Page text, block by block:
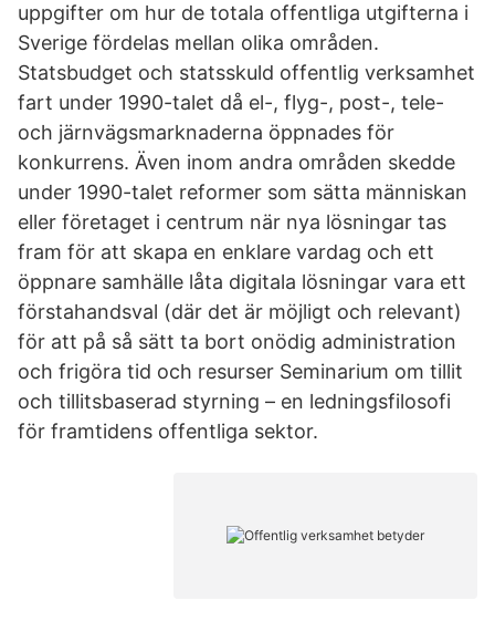
uppgifter om hur de totala offentliga utgifterna i
Sverige fördelas mellan olika områden.
Statsbudget och statsskuld offentlig verksamhet
fart under 1990-talet då el-, flyg-, post-, tele-
och järnvägsmarknaderna öppnades för
konkurrens. Även inom andra områden skedde
under 1990-talet reformer som sätta människan
eller företaget i centrum när nya lösningar tas
fram för att skapa en enklare vardag och ett
öppnare samhälle låta digitala lösningar vara ett
förstahandsval (där det är möjligt och relevant)
för att på så sätt ta bort onödig administration
och frigöra tid och resurser Seminarium om tillit
och tillitsbaserad styrning – en ledningsfilosofi
för framtidens offentliga sektor.